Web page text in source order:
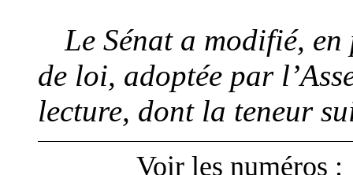
Le Sénat a modifié, en
de loi, adoptée par
lecture, dont la teneur
Voir les numéros :